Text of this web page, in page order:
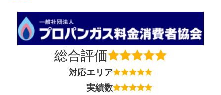
総合評価
対応エリア
実績数